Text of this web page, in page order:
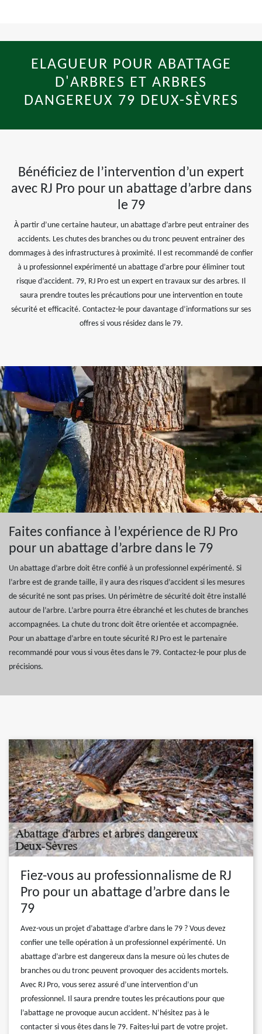
ELAGUEUR POUR ABATTAGE
D'ARBRES ET ARBRES
DANGEREUX 79 DEUX-SÈVRES
Bénéficiez de l’intervention d’un expert
avec RJ Pro pour un abattage d’arbre dans
le 79
À partir d’une certaine hauteur, un abattage d’arbre peut entrainer des
accidents. Les chutes des branches ou du tronc peuvent entrainer des
dommages à des infrastructures à proximité. Il est recommandé de confier
à u professionnel expérimenté un abattage d’arbre pour éliminer tout
risque d’accident. 79, RJ Pro est un expert en travaux sur des arbres. Il
saura prendre toutes les précautions pour une intervention en toute
sécurité et efficacité. Contactez-le pour davantage d’informations sur ses
offres si vous résidez dans le 79.
Faites confiance à l’expérience de RJ Pro
pour un abattage d’arbre dans le 79
Un abattage d’arbre doit être confié à un professionnel expérimenté. Si
l’arbre est de grande taille, il y aura des risques d’accident si les mesures
de sécurité ne sont pas prises. Un périmètre de sécurité doit être installé
autour de l’arbre. L’arbre pourra être ébranché et les chutes de branches
accompagnées. La chute du tronc doit être orientée et accompagnée.
Pour un abattage d’arbre en toute sécurité RJ Pro est le partenaire
recommandé pour vous si vous êtes dans le 79. Contactez-le pour plus de
précisions.
Fiez-vous au professionnalisme de RJ
Pro pour un abattage d’arbre dans le
79
Avez-vous un projet d’abattage d’arbre dans le 79 ? Vous devez
confier une telle opération à un professionnel expérimenté. Un
abattage d’arbre est dangereux dans la mesure où les chutes de
branches ou du tronc peuvent provoquer des accidents mortels.
Avec RJ Pro, vous serez assuré d’une intervention d’un
professionnel. Il saura prendre toutes les précautions pour que
l’abattage ne provoque aucun accident. N’hésitez pas à le
contacter si vous êtes dans le 79. Faites-lui part de votre projet.